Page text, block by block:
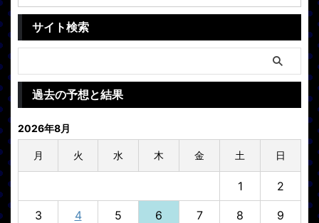
サイト検索
過去の予想と結果
2026年8月
月 火 水 木 金 土 日
1 2
3 4 5 6 7 8 9